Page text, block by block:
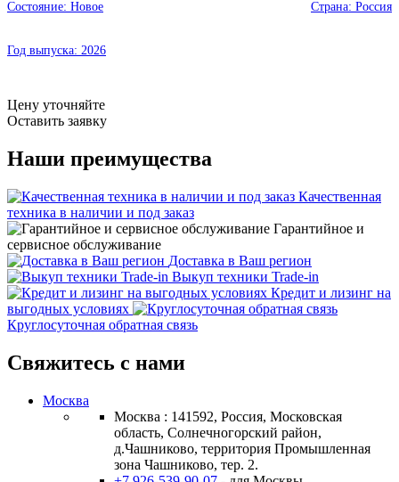
Состояние: Новое Страна: Россия
Год выпуска: 2026
Цену уточняйте
Оставить заявку
Наши преимущества
Качественная
техника в наличии и под заказ
Гарантийное и
сервисное обслуживание
Доставка в Ваш регион
Выкуп техники Trade-in
Кредит и лизинг на
выгодных условиях
Круглосуточная обратная связь
Свяжитесь с нами
Москва
Москва : 141592, Россия, Московская
область, Солнечногорский район,
д.Чашниково, территория Промышленная
зона Чашниково, тер. 2.